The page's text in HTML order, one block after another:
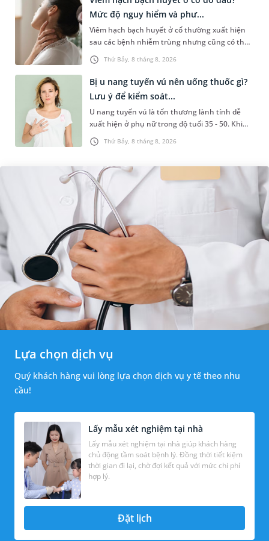
Thứ Bảy, 8 tháng 8, 2026
Mức độ nguy hiểm và phư...
Viêm hạch bạch huyết ở cổ thường xuất hiện
sau các bệnh nhiễm trùng nhưng cũng có thể
liên quan đến lao hạch hoặc ung thư. Để tìm
hiểu nguyên nhân gây viêm,...
Thứ Bảy, 8 tháng 8, 2026
Bị u nang tuyến vú nên uống thuốc gì?
Lưu ý để kiểm soát...
U nang tuyến vú là tổn thương lành tính dễ
xuất hiện ở phụ nữ trong độ tuổi 35 - 50. Khi
được chẩn đoán mắc bệnh, nhiều người
thường băn khoăn u nang tuyến v...
Lựa chọn dịch vụ
Quý khách hàng vui lòng lựa chọn dịch vụ y tế theo nhu
cầu!
Lấy mẫu xét nghiệm tại nhà
Lấy mẫu xét nghiệm tại nhà giúp khách hàng
chủ động tầm soát bệnh lý. Đồng thời tiết kiệm
thời gian đi lại, chờ đợi kết quả với mức chi phí
hợp lý.
Đặt lịch